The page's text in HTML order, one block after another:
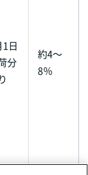
日
分
約4～
8％